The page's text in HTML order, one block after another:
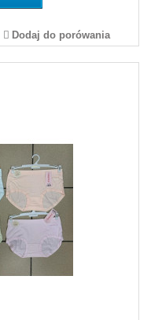
Dodaj do porówania